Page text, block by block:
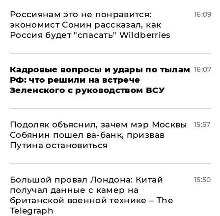
Россиянам это не понравится:
экономист Сонин рассказал, как
Россия будет "спасать" Wildberries
16:09
Кадровые вопросы и удары по тылам
РФ: что решили на встрече
Зеленского с руководством ВСУ
16:07
Подоляк объяснил, зачем мэр Москвы
Собянин пошел ва-банк, призвав
Путина остановиться
15:57
Большой провал Лондона: Китай
получал данные с камер на
британской военной технике – The
Telegraph
15:50